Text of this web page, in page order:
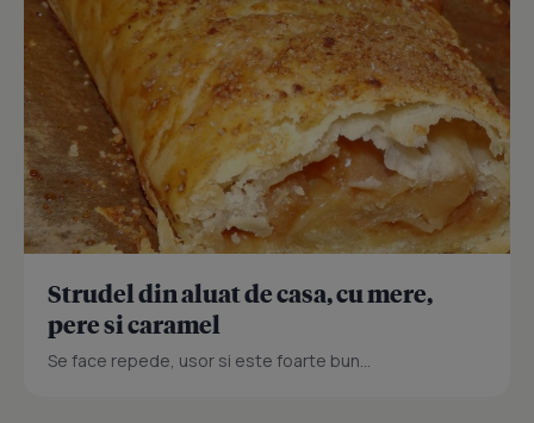
Strudel din aluat de casa, cu mere,
pere si caramel
Se face repede, usor si este foarte bun...